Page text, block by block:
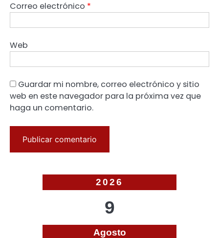
Correo electrónico *
Web
Guardar mi nombre, correo electrónico y sitio
web en este navegador para la próxima vez que
haga un comentario.
2026
9
Agosto